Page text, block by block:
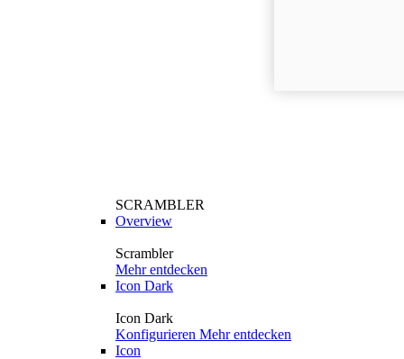
SCRAMBLER
Overview
Scrambler
Mehr entdecken
Icon Dark
Icon Dark
Konfigurieren Mehr entdecken
Icon